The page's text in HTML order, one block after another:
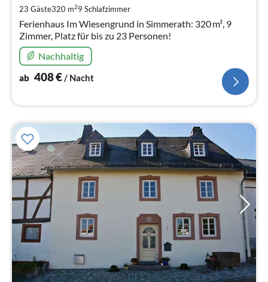
23 Gäste320 m29 Schlafzimmer
Ferienhaus Im Wiesengrund in Simmerath: 320 m², 9
Zimmer, Platz für bis zu 23 Personen!
Nachhaltig
ab 408€/ Nacht